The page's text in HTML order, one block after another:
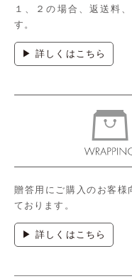
１、２の場合、返送料
す。
▶ 詳しくはこちら
贈答用にご購入のお客様
ております。
▶ 詳しくはこちら